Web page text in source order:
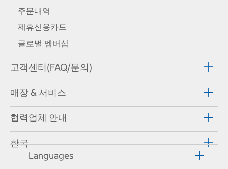
주문내역
제휴신용카드
글로벌 멤버십
고객센터(FAQ/문의)
매장 & 서비스
협력업체 안내
한국
Languages